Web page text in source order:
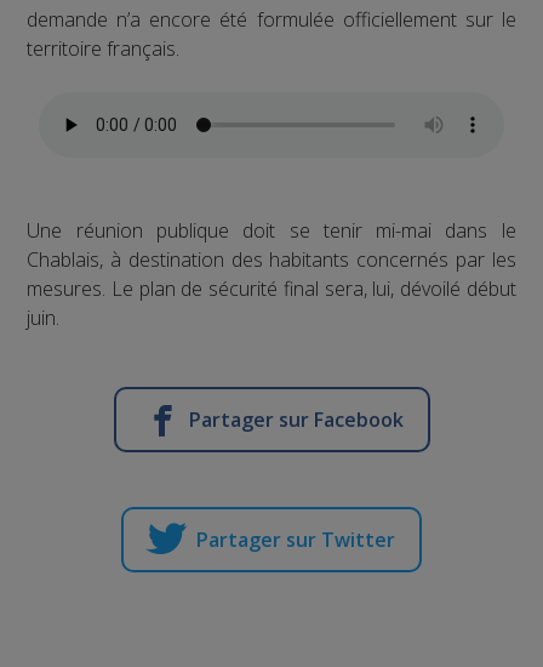
demande n’a encore été formulée officiellement sur le
territoire français.
Une réunion publique doit se tenir mi-mai dans le
Chablais, à destination des habitants concernés par les
mesures. Le plan de sécurité final sera, lui, dévoilé début
juin.
Partager sur Facebook
Partager sur Twitter